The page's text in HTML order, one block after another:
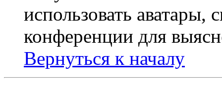
использовать аватары,
конференции для
Вернуться к началу